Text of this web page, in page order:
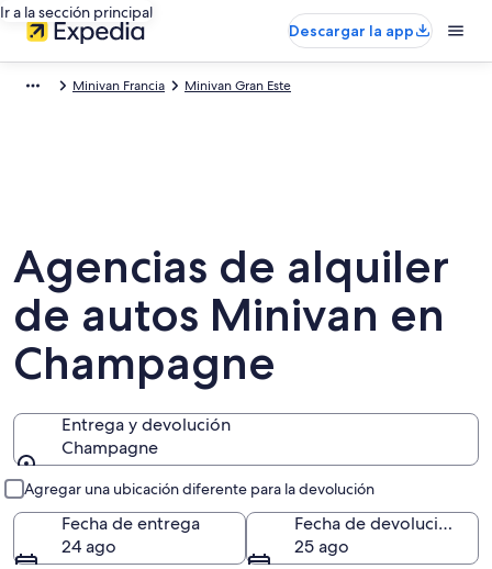
Ir a la sección principal
Descargar la app
Minivan Francia Minivan Gran Este
Agencias de alquiler
de autos Minivan en
Champagne
Entrega y devolución
Champagne
Agregar una ubicación diferente para la devolución
Fecha de entrega
24 ago
Fecha de devolución
25 ago